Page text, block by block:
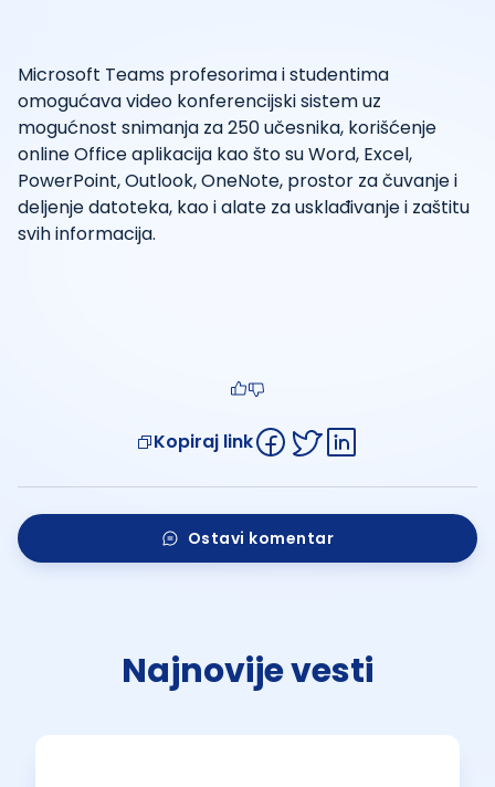
Microsoft Teams profesorima i studentima
omogućava video konferencijski sistem uz
mogućnost snimanja za 250 učesnika, korišćenje
online Office aplikacija kao što su Word, Excel,
PowerPoint, Outlook, OneNote, prostor za čuvanje i
deljenje datoteka, kao i alate za usklađivanje i zaštitu
svih informacija.
Kopiraj link
Ostavi komentar
Najnovije vesti